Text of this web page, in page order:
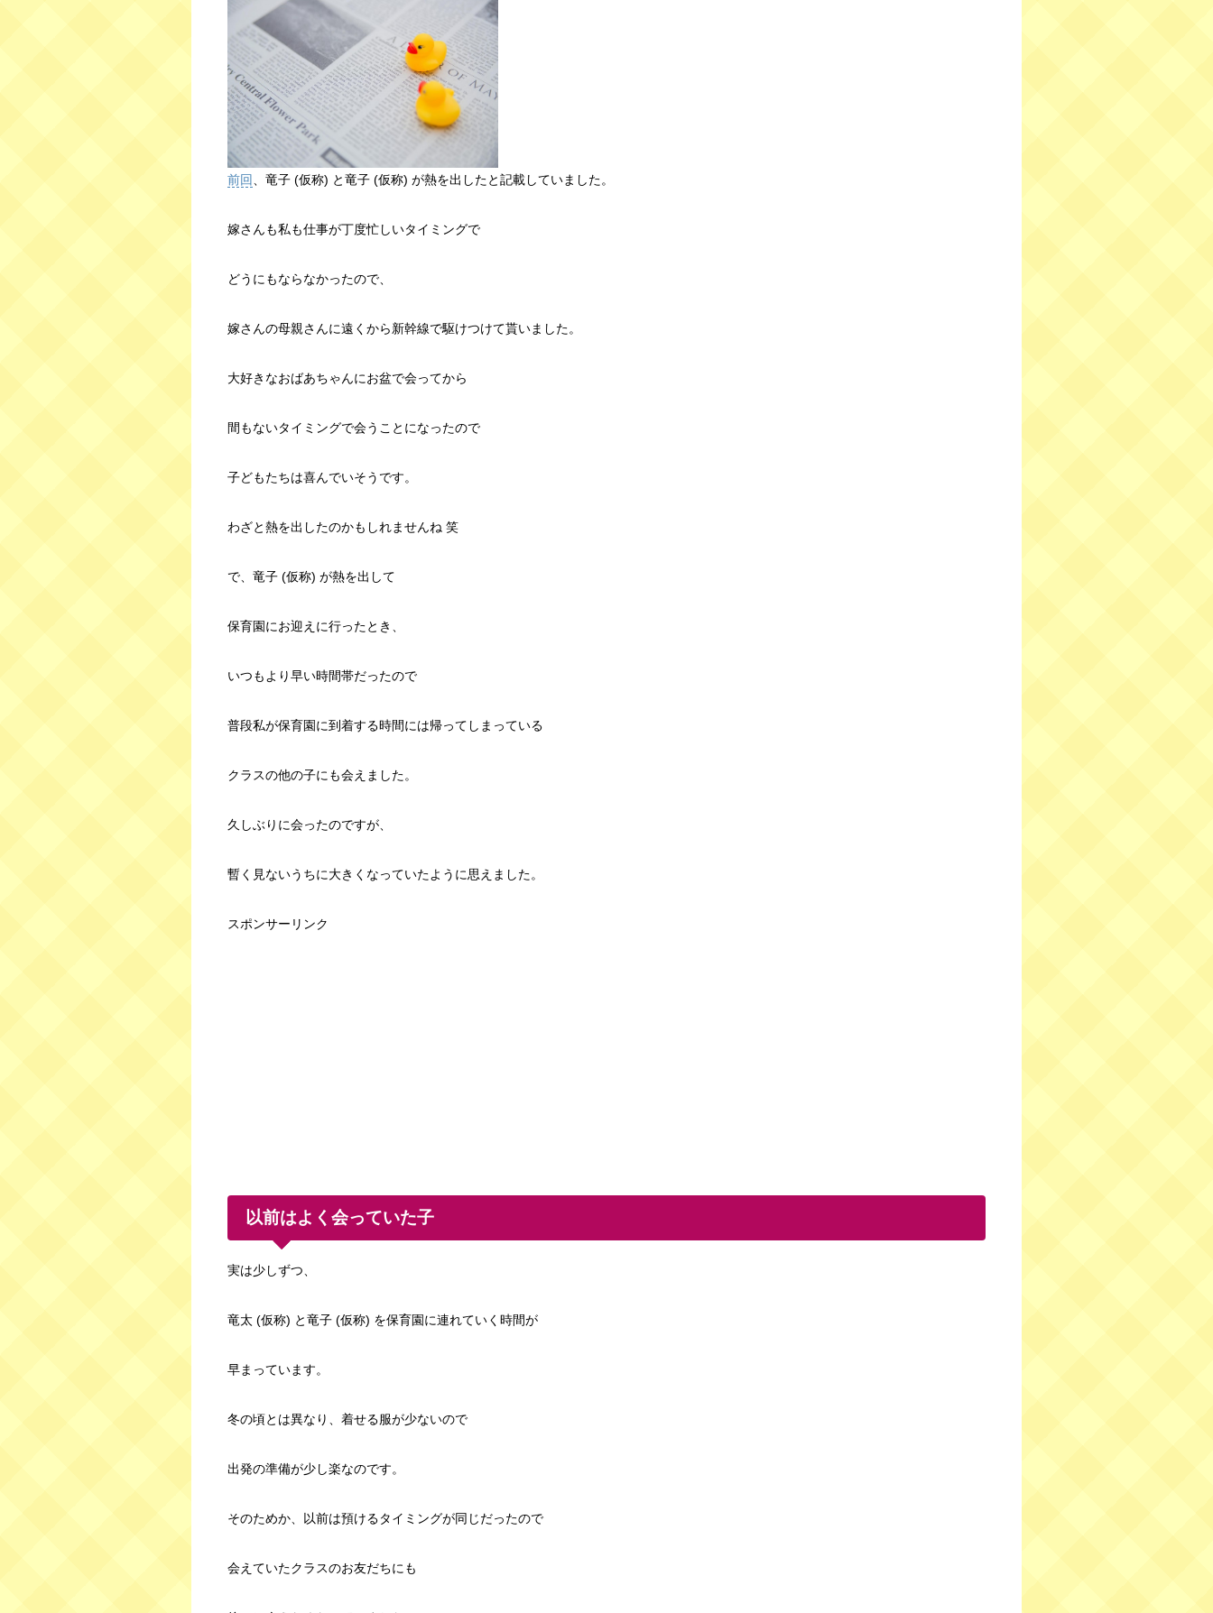
前回 、竜子 (仮称) と竜子 (仮称) が熱を出したと記載していました。
嫁さんも私も仕事が丁度忙しいタイミングで
どうにもならなかったので、
嫁さんの母親さんに遠くから新幹線で駆けつけて貰いました。
大好きなおばあちゃんにお盆で会ってから
間もないタイミングで会うことになったので
子どもたちは喜んでいそうです。
わざと熱を出したのかもしれませんね 笑
で、竜子 (仮称) が熱を出して
保育園にお迎えに行ったとき、
いつもより早い時間帯だったので
普段私が保育園に到着する時間には帰ってしまっている
クラスの他の子にも会えました。
久しぶりに会ったのですが、
暫く見ないうちに大きくなっていたように思えました。
スポンサーリンク
以前はよく会っていた子
実は少しずつ、
竜太 (仮称) と竜子 (仮称) を保育園に連れていく時間が
早まっています。
冬の頃とは異なり、着せる服が少ないので
出発の準備が少し楽なのです。
そのためか、以前は預けるタイミングが同じだったので
会えていたクラスのお友だちにも